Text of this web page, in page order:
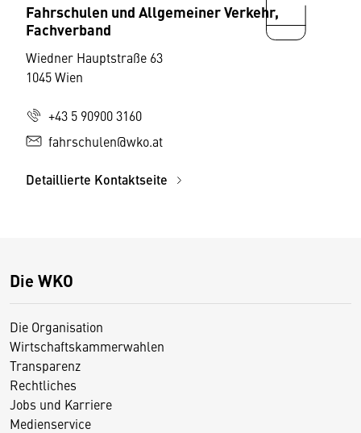
Fahrschulen und Allgemeiner Verkehr,
Fachverband
Wiedner Hauptstraße 63
1045 Wien
+43 5 90900 3160
fahrschulen@wko.at
Detaillierte Kontaktseite
Die WKO
Die Organisation
Wirtschaftskammerwahlen
Transparenz
Rechtliches
Jobs und Karriere
Medienservice